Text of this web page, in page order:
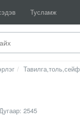
Тусламж
Тавилга,толь,сейф
2545